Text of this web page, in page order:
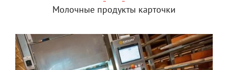
Молочные продукты карточки